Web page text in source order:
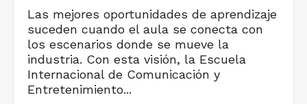
Las mejores oportunidades de aprendizaje
suceden cuando el aula se conecta con
los escenarios donde se mueve la
industria. Con esta visión, la Escuela
Internacional de Comunicación y
Entretenimiento...